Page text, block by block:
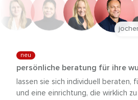
neu
persönliche beratung für ihre
lassen sie sich individuell beraten,
und eine einrichtung, die wirklich